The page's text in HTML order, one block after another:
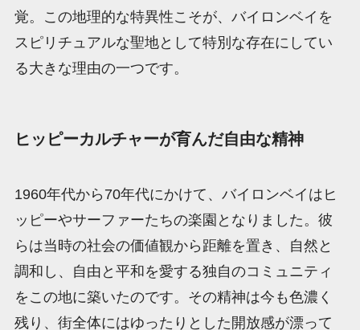
覚。この地理的な特異性こそが、バイロンベイを
スピリチュアルな聖地として特別な存在にしてい
る大きな理由の一つです。
ヒッピーカルチャーが育んだ自由な精神
1960年代から70年代にかけて、バイロンベイはヒ
ッピーやサーファーたちの楽園となりました。彼
らは当時の社会の価値観から距離を置き、自然と
調和し、自由と平和を愛する独自のコミュニティ
をこの地に築いたのです。その精神は今も色濃く
残り、街全体にはゆったりとした開放感が漂って